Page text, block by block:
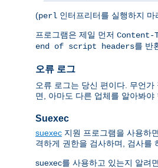
(perl 인터프리터를 실행하지
프로그램은 제일 먼저 Content-
end of script headers를 반
오류 로그
오류 로그는 당신 편이다. 무언
면, 아마도 다른 업체를 알아봐
Suexec
suexec 지원 프로그램을 사용하
격하게 권한을 검사하며, 검사를
suexec를 사용하고 있는지 알려면